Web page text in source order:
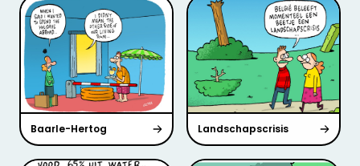
Baarle-Hertog Landschapscrisis